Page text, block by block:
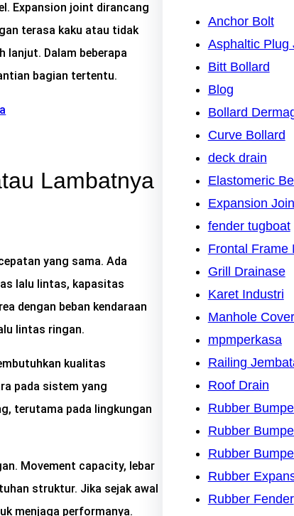
Expansion joint dirancang
terasa kaku atau tidak
lanjut. Dalam beberapa
bagian tertentu.
Lambatnya
yang sama. Ada
lalu lintas, kapasitas
dengan beban kendaraan
lintas ringan.
kualitas
pada sistem yang
terutama pada lingkungan
Movement capacity, lebar
struktur. Jika sejak awal
menjaga performanya.
Anchor Bolt
Asphaltic Plug
Bitt Bollard
Blog
Bollard
Curve Bollard
deck drain
Elastomeric
Expansion
fender tugboat
Frontal Frame
Grill Drainase
Karet Industri
Manhole Cover
mpmperkasa
Railing
Roof Drain
Rubber
Rubber
Rubber
Rubber
Rubber Fender